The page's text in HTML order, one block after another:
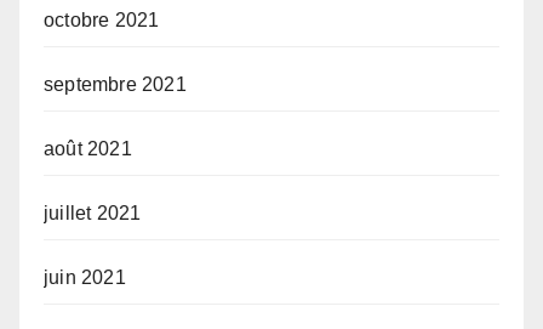
octobre 2021
septembre 2021
août 2021
juillet 2021
juin 2021